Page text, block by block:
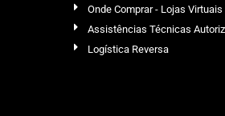
Onde Comprar - Lojas Virtuais
Assistências Técnicas
Logística Reversa